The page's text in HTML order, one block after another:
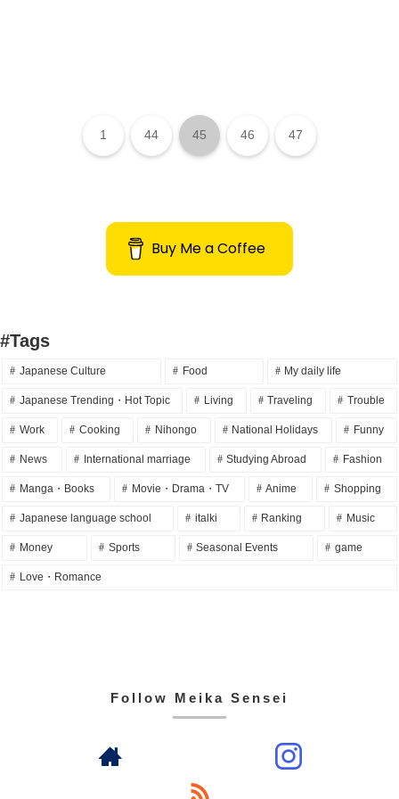
1 44 45 46 47
Buy Me a Coffee
#Tags
Japanese Culture Food My daily life
Japanese Trending・Hot Topic Living Traveling Trouble
Work Cooking Nihongo National Holidays Funny
News International marriage Studying Abroad Fashion
Manga・Books Movie・Drama・TV Anime Shopping
Japanese language school italki Ranking Music
Money Sports Seasonal Events game
Love・Romance
Follow Meika Sensei